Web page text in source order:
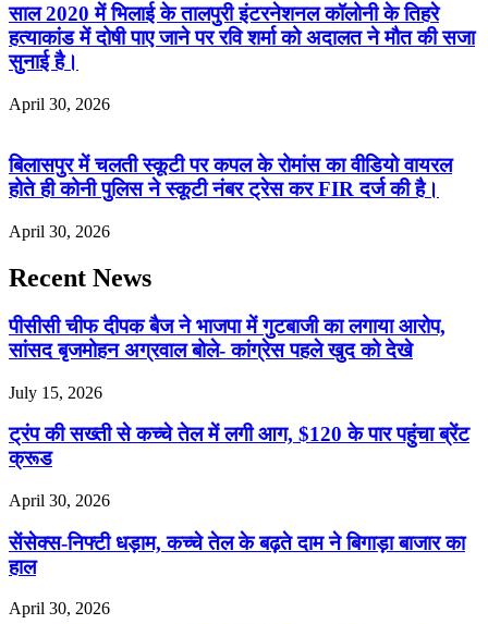
साल 2020 में भिलाई के तालपुरी इंटरनेशनल कॉलोनी के तिहरे
हत्याकांड में दोषी पाए जाने पर रवि शर्मा को अदालत ने मौत की सजा
सुनाई है।
April 30, 2026
बिलासपुर में चलती स्कूटी पर कपल के रोमांस का वीडियो वायरल
होते ही कोनी पुलिस ने स्कूटी नंबर ट्रेस कर FIR दर्ज की है।
April 30, 2026
Recent News
पीसीसी चीफ दीपक बैज ने भाजपा में गुटबाजी का लगाया आरोप,
सांसद बृजमोहन अग्रवाल बोले- कांग्रेस पहले खुद को देखे
July 15, 2026
ट्रंप की सख्ती से कच्चे तेल में लगी आग, $120 के पार पहुंचा ब्रेंट
क्रूड
April 30, 2026
सेंसेक्स-निफ्टी धड़ाम, कच्चे तेल के बढ़ते दाम ने बिगाड़ा बाजार का
हाल
April 30, 2026